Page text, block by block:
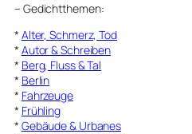
– Gedichtthemen:
* Alter, Schmerz, Tod
* Autor & Schreiben
* Berg, Fluss & Tal
* Berlin
* Fahrzeuge
* Frühling
* Gebäude & Urbanes